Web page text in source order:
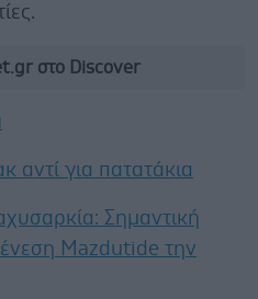
στο Discover
αντί για πατατάκια
Σημαντική
Mazdutide την